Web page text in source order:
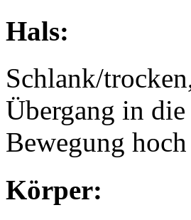
Hals:
Schlank/
Übergang in
Bewegung
Körper: